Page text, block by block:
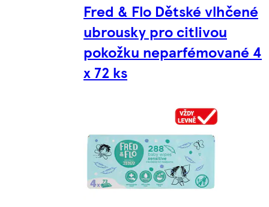
Fred & Flo Dětské vlhčené
ubrousky pro citlivou
pokožku neparfémované 4
x 72 ks